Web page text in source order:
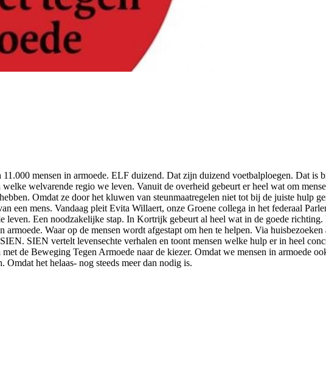
mensen in armoede. ELF duizend. Dat zijn duizend voetbalploegen. Dat is
welvarende regio we leven. Vanuit de overheid gebeurt er heel wat om
Omdat ze door het kluwen van steunmaatregelen niet tot bij de juiste hulp
een mens. Vandaag pleit Evita Willaert, onze Groene collega in het federaal
leven. Een noodzakelijke stap. In Kortrijk gebeurt al heel wat in de goede
Waar op de mensen wordt afgestapt om hen te helpen. Via
SIEN vertelt levensechte verhalen en toont mensen welke hulp er in heel
de Beweging Tegen Armoede naar de kiezer. Omdat we mensen in armoede
Omdat het helaas- nog steeds meer dan nodig is.